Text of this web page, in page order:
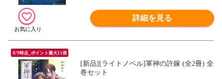
詳細を見る
8/9時点_ポイント最大11倍
[新品][ライトノベル]軍神の許嫁 (全2冊) 全
巻セット